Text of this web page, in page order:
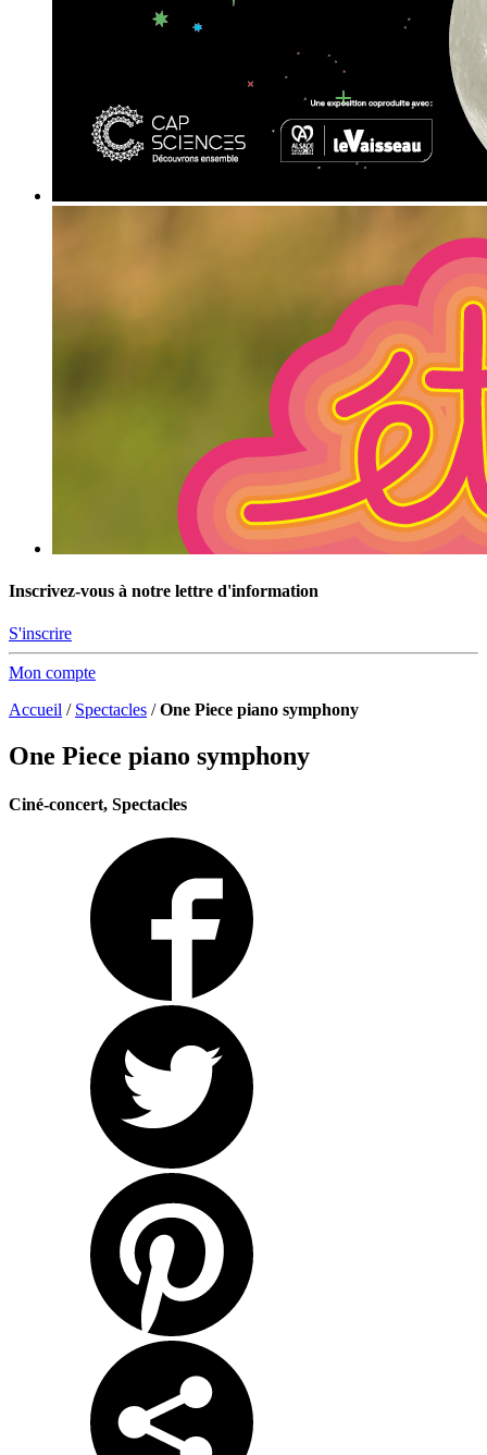
Inscrivez-vous à notre lettre d'information
S'inscrire
Mon compte
Accueil / Spectacles /One Piece piano symphony
One Piece piano symphony
Ciné-concert, Spectacles